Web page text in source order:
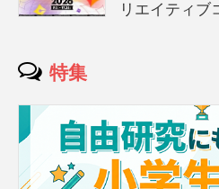
リエイティブ
特集